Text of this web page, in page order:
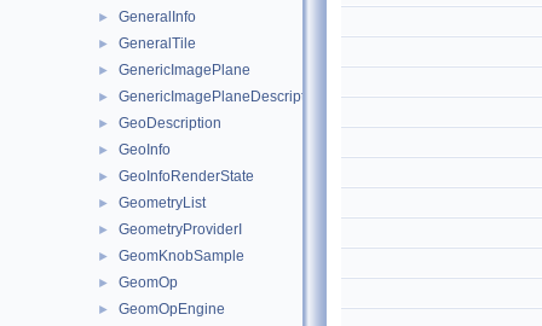
► GeneralInfo
► GeneralTile
► GenericImagePlane
► GenericImagePlaneDescriptor
► GeoDescription
► GeoInfo
► GeoInfoRenderState
► GeometryList
► GeometryProviderI
► GeomKnobSample
► GeomOp
► GeomOpEngine